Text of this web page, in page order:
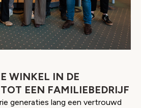
WINKEL IN DE
EEN FAMILIEBEDRIJF
generaties lang een vertrouwd